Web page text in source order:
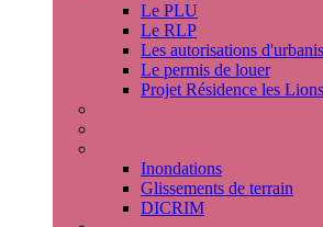
Le PLU
Le RLP
Les autorisations
Le permis de louer
Projet Résidence les Lions
Inondations
Glissements de terrain
DICRIM